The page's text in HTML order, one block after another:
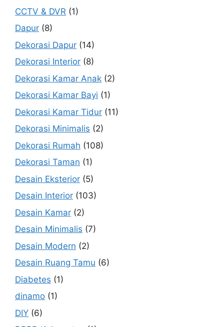
CCTV & DVR (1)
Dapur (8)
Dekorasi Dapur (14)
Dekorasi Interior (8)
Dekorasi Kamar Anak (2)
Dekorasi Kamar Bayi (1)
Dekorasi Kamar Tidur (11)
Dekorasi Minimalis (2)
Dekorasi Rumah (108)
Dekorasi Taman (1)
Desain Eksterior (5)
Desain Interior (103)
Desain Kamar (2)
Desain Minimalis (7)
Desain Modern (2)
Desain Ruang Tamu (6)
Diabetes (1)
dinamo (1)
DIY (6)